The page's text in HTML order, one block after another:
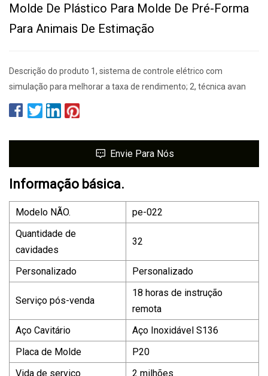
Molde De Plástico Para Molde De Pré-Forma
Para Animais De Estimação
Descrição do produto 1, sistema de controle elétrico com
simulação para melhorar a taxa de rendimento; 2, técnica avan
Envie Para Nós
Informação básica.
Modelo NÃO.
pe-022
Quantidade de
cavidades
32
Personalizado Personalizado
Serviço pós-venda
18 horas de instrução
remota
Aço Cavitário
Aço Inoxidável S136
Placa de Molde
P20
Vida de serviço
2 milhões